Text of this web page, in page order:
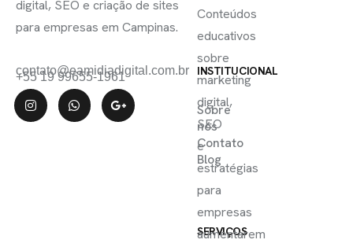
digital, SEO e criação de sites
para empresas em Campinas.
contato@eamidiadigital.com.br
+55 19 99655-1961 INSTITUCIONAL
Sobre
nós
Contato
Blog
SERVIÇOS
Conteúdos
educativos
sobre
marketing
digital,
SEO
e
estratégias
para
empresas
aumentarem